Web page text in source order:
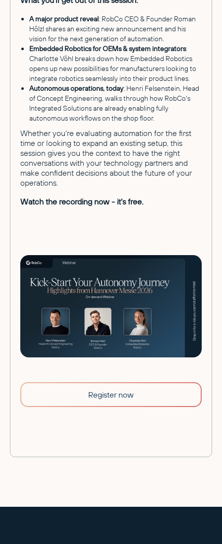
A major product reveal: RobCo CEO & Founder Roman
Hölzl shares an exciting new announcement and his
vision for the next generation of automation.
Embedded Robotics for OEMs & system integrators:
Charlotte Vöhl breaks down how Embedded Robotics
opens up new possibilities for manufacturers looking to
integrate robotics seamlessly into their product lines.
Autonomous operations, today: Henri Felsenstein, Head
of Concept Engineering, walks through how RobCo's
Integrated Solutions are already enabling fully
autonomous workflows on the shop floor.
Whether you're evaluating automation for the first
time or looking to expand an existing setup, this
session gives you the context to have the right
conversations with your technology partners and
make confident decisions about the future of your
operations.
Watch the recording now - it's free.
Register now